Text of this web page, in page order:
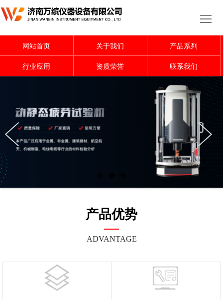
网
站
首
页
关
于
我
产
讯
荣
系
网站首页 关于我们 产品系列
行业应用 资质荣誉 联系我们
产品优势
ADVANTAGE